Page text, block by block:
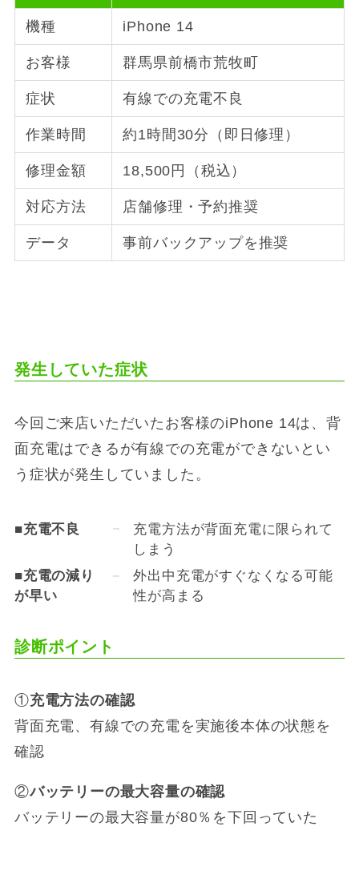
機種 iPhone 14
お客様 群馬県前橋市荒牧町
症状 有線での充電不良
作業時間 約1時間30分（即日修理）
修理金額 18,500円（税込）
対応方法 店舗修理・予約推奨
データ 事前バックアップを推奨
発生していた症状
今回ご来店いただいたお客様のiPhone 14は、背
面充電はできるが有線での充電ができないとい
う症状が発生していました。
■充電不良
充電方法が背面充電に限られて
しまう
■充電の減り
が早い
外出中充電がすぐなくなる可能
性が高まる
診断ポイント
①充電方法の確認
背面充電、有線での充電を実施後本体の状態を
確認
②バッテリーの最大容量の確認
バッテリーの最大容量が80％を下回っていた